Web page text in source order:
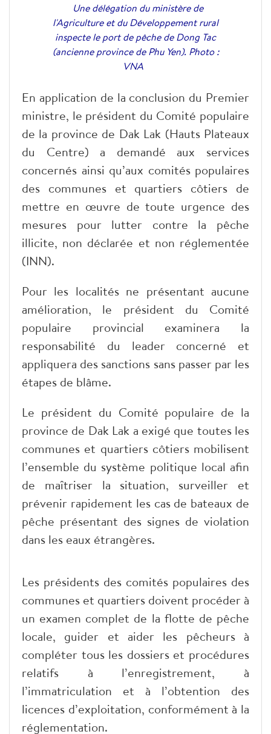
Une délégation du ministère de
l'Agriculture et du Développement rural
inspecte le port de pêche de Dong Tac
(ancienne province de Phu Yen). Photo :
VNA
En application de la conclusion du Premier
ministre, le président du Comité populaire
de la province de Dak Lak (Hauts Plateaux
du Centre) a demandé aux services
concernés ainsi qu’aux comités populaires
des communes et quartiers côtiers de
mettre en œuvre de toute urgence des
mesures pour lutter contre la pêche
illicite, non déclarée et non réglementée
(INN).
Pour les localités ne présentant aucune
amélioration, le président du Comité
populaire provincial examinera la
responsabilité du leader concerné et
appliquera des sanctions sans passer par les
étapes de blâme.
Le président du Comité populaire de la
province de Dak Lak a exigé que toutes les
communes et quartiers côtiers mobilisent
l’ensemble du système politique local afin
de maîtriser la situation, surveiller et
prévenir rapidement les cas de bateaux de
pêche présentant des signes de violation
dans les eaux étrangères.
Les présidents des comités populaires des
communes et quartiers doivent procéder à
un examen complet de la flotte de pêche
locale, guider et aider les pêcheurs à
compléter tous les dossiers et procédures
relatifs à l’enregistrement, à
l’immatriculation et à l’obtention des
licences d’exploitation, conformément à la
réglementation.